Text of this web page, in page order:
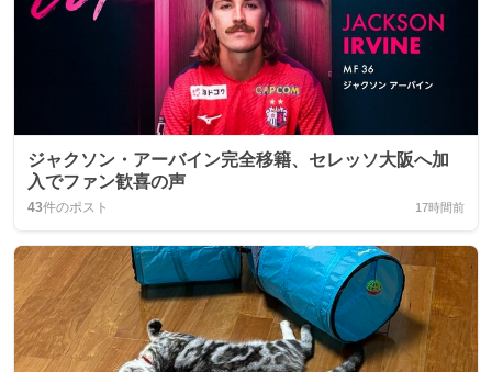
ジャクソン・アーバイン完全移籍、セレッソ大阪へ加
入でファン歓喜の声
43件のポスト 17時間前